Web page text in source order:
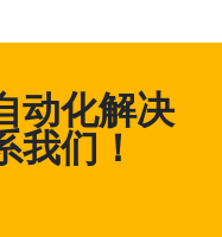
动化解决
我们！